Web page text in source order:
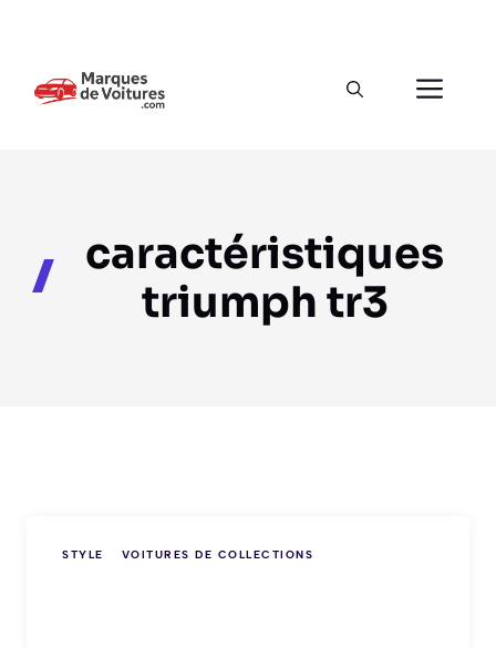
contenu
caractéristiques
triumph tr3
STYLE VOITURES DE COLLECTIONS